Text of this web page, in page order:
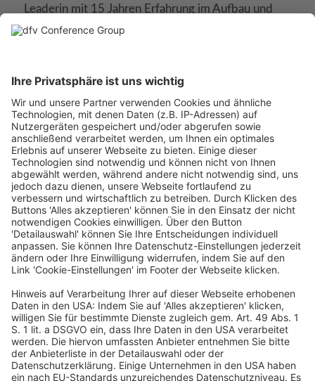
Leaderin mit 15 Jahren Erfahrung im Aufbau und
der Positionierung von Tech- und KI-Unternehmen.
Marketingstrategie sowie die strategische Planung
und Ausrichtung aller Marketinginitiativen mit
starkem Fokus auf Enterprise-Märkte. Darüber
hinaus ist Julia Gründerin von Women of SaaS,
einem globalen Netzwerk zur Vernetzung von
Frauen in der Tech-Branche. Sie prägt die
Diskussion rund um die Zukunft von KI und setzt
sich für mehr Sichtbarkeit, Einfluss und
Karrierechancen von Frauen in der SaaS-Industrie
ein.